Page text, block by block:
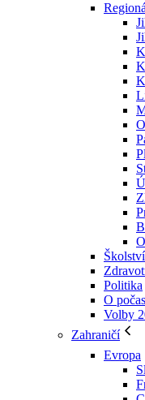
Školství
Politika
O
Volby
Zahraničí
Evropa